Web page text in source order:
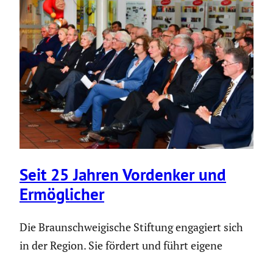
Seit 25 Jahren Vordenker und
Ermög­li­cher
Die Braun­schwei­gi­sche Stiftung engagiert sich
in der Region. Sie fördert und führt eigene